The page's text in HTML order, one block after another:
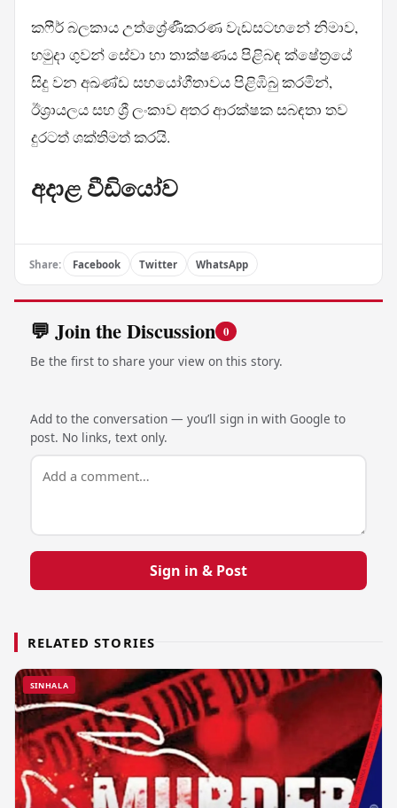
කෆීර් බලකාය උත්ශ්‍රේණීකරණ වැඩසටහනේ නිමාව,
හමුදා ගුවන් සේවා හා තාක්ෂණය පිළිබඳ ක්ෂේත්‍රයේ
සිදු වන අඛණ්ඩ සහයෝගීතාවය පිළිඹිබු කරමින්,
ඊශ්‍රායලය සහ ශ්‍රී ලංකාව අතර ආරක්ෂක සබඳතා තව
දුරටත් ශක්තිමත් කරයි.
අදාළ වීඩියෝව
Share: Facebook Twitter WhatsApp
💬 Join the Discussion 0
Be the first to share your view on this story.
Add to the conversation — you’ll sign in with Google to
post. No links, text only.
Sign in & Post
RELATED STORIES
SINHALA